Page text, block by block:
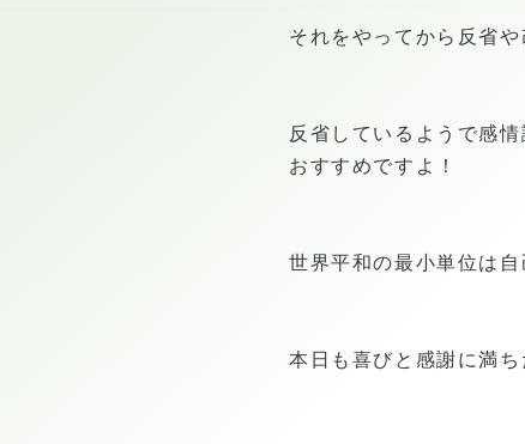
それをやってから反省
反省しているようで感
おすすめですよ！
世界平和の最小単位は
本日も喜びと感謝に満